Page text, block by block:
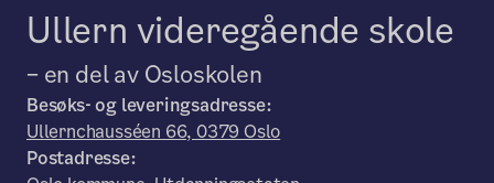
Ullern videregående skole
– en del av Osloskolen
Besøks- og leveringsadresse:
Ullernchausséen 66, 0379 Oslo
Postadresse: